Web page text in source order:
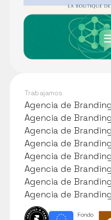
Trabajamos
Agencia de
Agencia de
Agencia de
Agencia de Branding
Agencia de
Agencia de Branding
Agencia de
Agencia de
Agencia de
Agencia de
Agencia de
Agencia de Branding
Agencia de
Agencia de
Agencia de
Agencia de Branding